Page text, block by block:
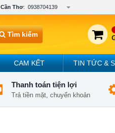
Cần Thơ: 0938704139
Tìm kiếm
CAM KẾT TIN TỨC &
Thanh toán tiện lợi
Trả tiền mặt, chuyển khoản